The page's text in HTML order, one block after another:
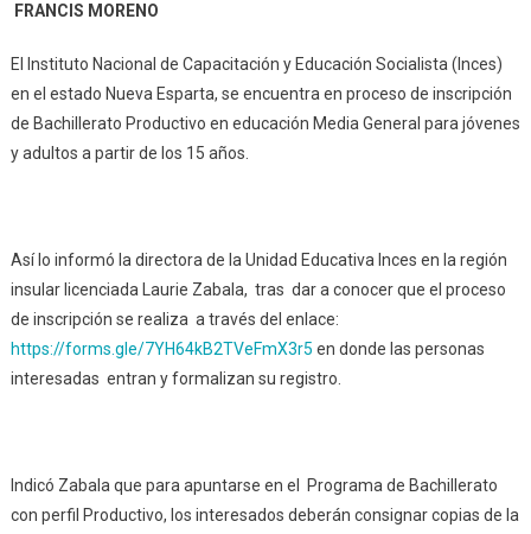
FRANCIS MORENO
El Instituto Nacional de Capacitación y Educación Socialista (Inces)
en el estado Nueva Esparta, se encuentra en proceso de inscripción
de Bachillerato Productivo en educación Media General para jóvenes
y adultos a partir de los 15 años.
Así lo informó la directora de la Unidad Educativa Inces en la región
insular licenciada Laurie Zabala, tras dar a conocer que el proceso
de inscripción se realiza a través del enlace:
https://forms.gle/7YH64kB2TVeFmX3r5 en donde las personas
interesadas entran y formalizan su registro.
Indicó Zabala que para apuntarse en el Programa de Bachillerato
con perfil Productivo, los interesados deberán consignar copias de la